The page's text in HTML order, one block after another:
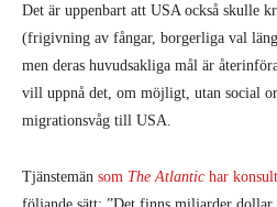
Det är uppenbart att USA också skulle
(frigivning av fångar, borgerliga val
men deras huvudsakliga mål är
vill uppnå det, om möjligt, utan social
migrationsvåg till USA.
Tjänstemän som The Atlantic har